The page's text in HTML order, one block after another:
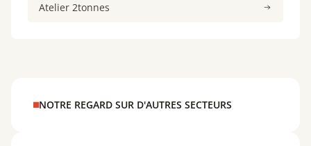
Atelier 2tonnes
NOTRE REGARD SUR D'AUTRES SECTEURS